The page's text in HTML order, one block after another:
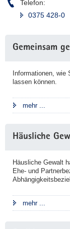
Telefon:
0375 428-0
Information
Gemeinsam
Informationen, wie
lassen können.
mehr ...
Häusliche
Häusliche Gewalt
Ehe- und
mehr ...